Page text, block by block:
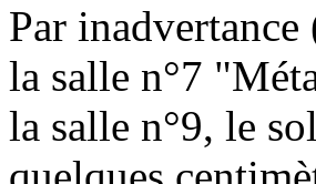
Par
la salle n°7
la salle n°9, le